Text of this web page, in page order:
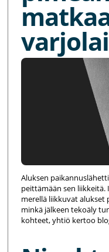
Aluksen
peittämään sen
merellä liikkuvat alukset
minkä jälkeen tekoäly
kohteet, yhtiö kertoo